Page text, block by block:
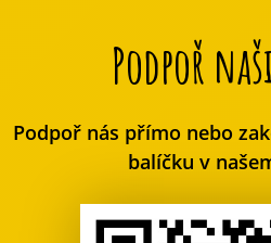
Podpoř
Podpoř nás přímo nebo
balíčku v